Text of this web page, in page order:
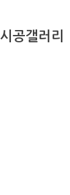
시공갤러리